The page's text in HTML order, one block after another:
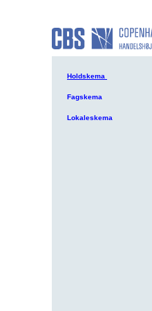
Holdskema
Fagskema
Lokaleskema